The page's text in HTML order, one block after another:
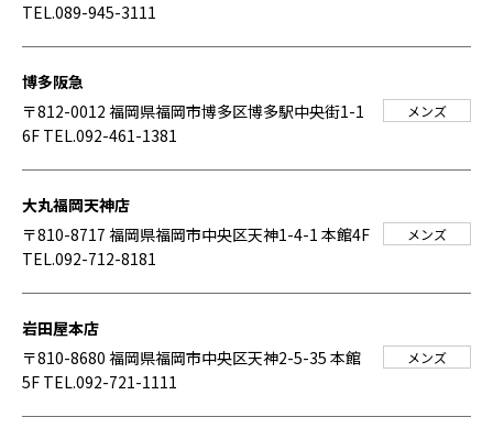
TEL.089-945-3111
博多阪急
〒812-0012 福岡県福岡市博多区博多駅中央街1-1
6F TEL.092-461-1381
メンズ
大丸福岡天神店
〒810-8717 福岡県福岡市中央区天神1-4-1 本館4F
TEL.092-712-8181
メンズ
岩田屋本店
〒810-8680 福岡県福岡市中央区天神2-5-35 本館
5F TEL.092-721-1111
メンズ